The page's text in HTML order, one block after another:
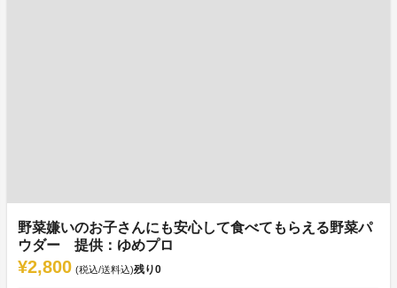
野菜嫌いのお子さんにも安心して食べてもらえる野菜パ
ウダー 提供：ゆめプロ
¥2,800 (税込/送料込)残り0